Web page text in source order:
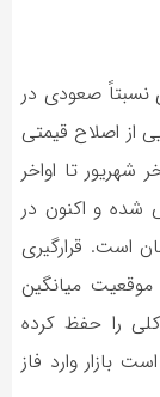
نسبتاً صعودی در
از اصلاح قیمتی
تا اواخر
شده و اکنون در
است. قرارگیری
میانگین
را حفظ کرده
بازار وارد فاز